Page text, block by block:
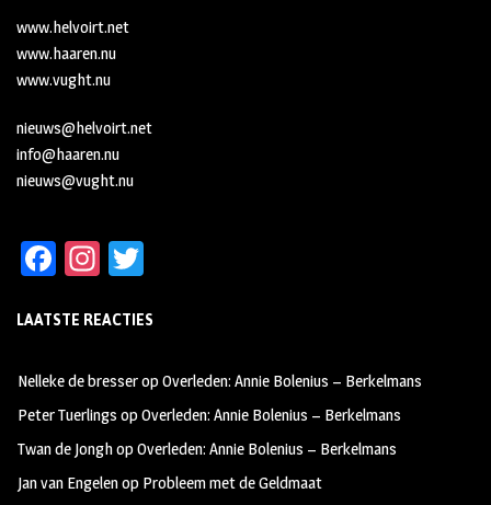
www.helvoirt.net
www.haaren.nu
www.vught.nu
nieuws@helvoirt.net
info@haaren.nu
nieuws@vught.nu
Fa
b
oo
k
In
ag
m
tt
LAATSTE REACTIES
Nelleke de bresseropOverleden: Annie Bolenius – Berkelmans
Peter Tuerlings opOverleden: Annie Bolenius – Berkelmans
Twan de JonghopOverleden: Annie Bolenius – Berkelmans
Jan van Engelenop Probleem met de Geldmaat